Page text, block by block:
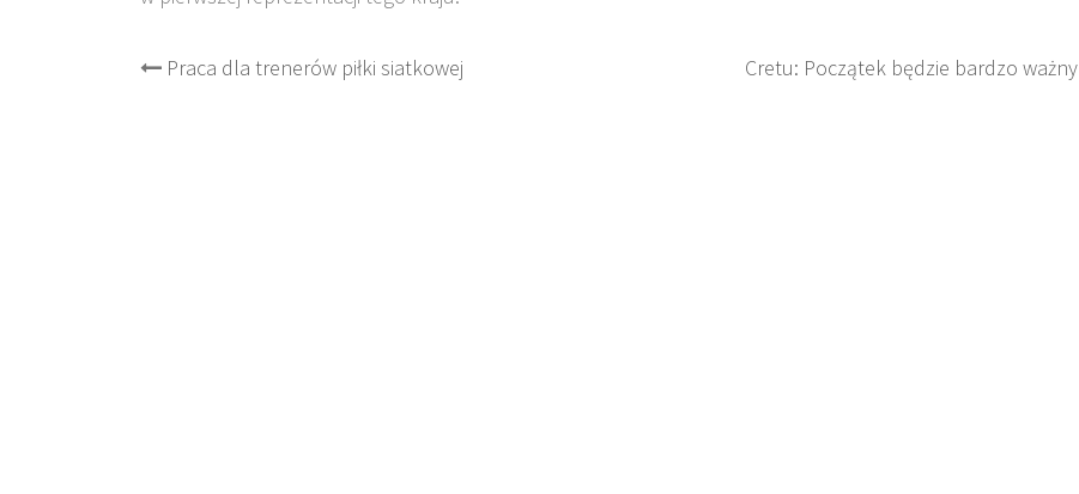
Post
Praca dla trenerów piłki siatkowej Cretu: Początek będzie bardzo ważny